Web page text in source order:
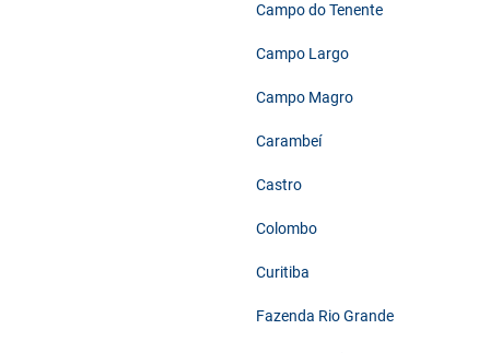
Campo do Tenente
Campo Largo
Campo Magro
Carambeí
Castro
Colombo
Curitiba
Fazenda Rio Grande